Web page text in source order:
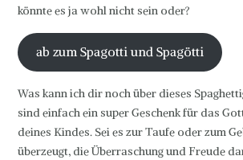
könnte es ja wohl nicht sein oder?
ab zum Spagotti und Spagötti
Was kann ich dir noch über dieses
sind einfach ein super Geschenk für das
deines Kindes. Sei es zur Taufe oder zum
überzeugt, die Überraschung und Freude